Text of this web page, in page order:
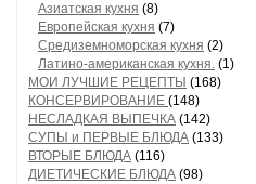
Азиатская кухня (8)
Европейская кухня (7)
Средиземноморская кухня (2)
Латино-американская кухня. (1)
МОИ ЛУЧШИЕ РЕЦЕПТЫ (168)
КОНСЕРВИРОВАНИЕ (148)
НЕСЛАДКАЯ ВЫПЕЧКА (142)
СУПЫ и ПЕРВЫЕ БЛЮДА (133)
ВТОРЫЕ БЛЮДА (116)
ДИЕТИЧЕСКИЕ БЛЮДА (98)